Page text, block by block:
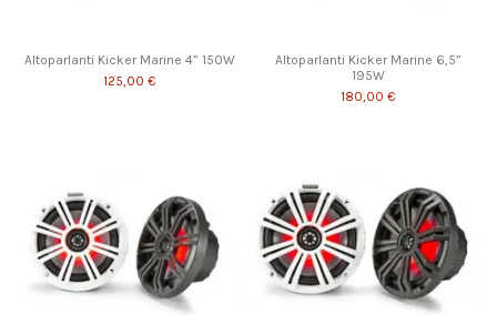
Altoparlanti Kicker Marine 4” 150W
125,00 €
Altoparlanti Kicker Marine 6,5”
195W
180,00 €